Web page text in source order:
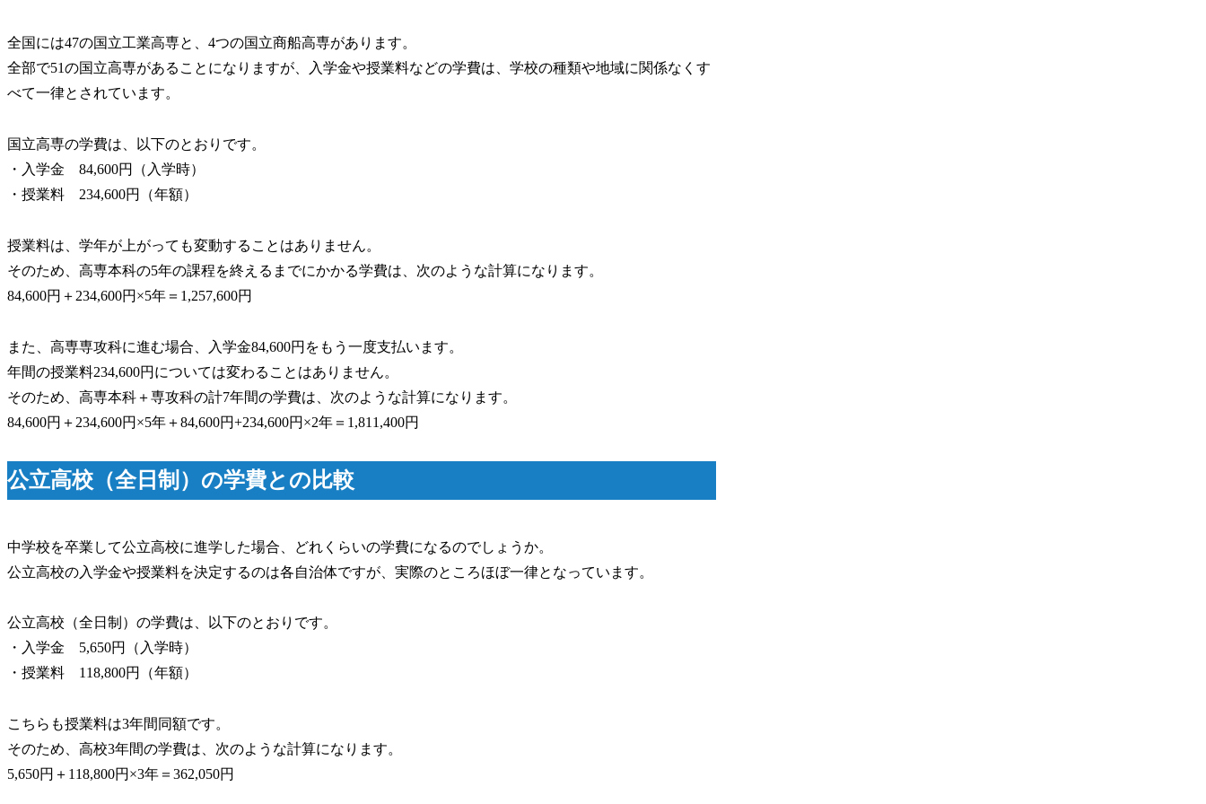
全国には47の国立工業高専と、4つの国立商船高専があります。
全部で51の国立高専があることになりますが、入学金や授業料などの学費は、学校の種類や地域に関係なくす
べて一律とされています。
国立高専の学費は、以下のとおりです。
・入学金 84,600円（入学時）
・授業料 234,600円（年額）
授業料は、学年が上がっても変動することはありません。
そのため、高専本科の5年の課程を終えるまでにかかる学費は、次のような計算になります。
84,600円＋234,600円×5年＝1,257,600円
また、高専専攻科に進む場合、入学金84,600円をもう一度支払います。
年間の授業料234,600円については変わることはありません。
そのため、高専本科＋専攻科の計7年間の学費は、次のような計算になります。
84,600円＋234,600円×5年＋84,600円+234,600円×2年＝1,811,400円
公立高校（全日制）の学費との比較
中学校を卒業して公立高校に進学した場合、どれくらいの学費になるのでしょうか。
公立高校の入学金や授業料を決定するのは各自治体ですが、実際のところほぼ一律となっています。
公立高校（全日制）の学費は、以下のとおりです。
・入学金 5,650円（入学時）
・授業料 118,800円（年額）
こちらも授業料は3年間同額です。
そのため、高校3年間の学費は、次のような計算になります。
5,650円＋118,800円×3年＝362,050円